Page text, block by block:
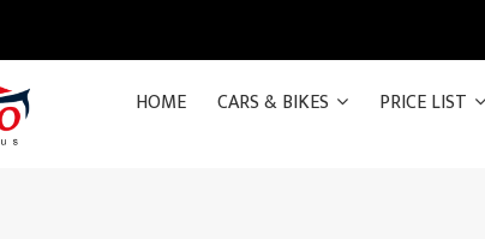
HOME CARS & BIKES PRICE LIST